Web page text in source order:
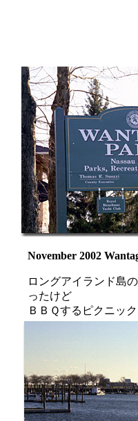
November 2002
ロングアイランド島
ったけど
ＢＢＱするピクニッ